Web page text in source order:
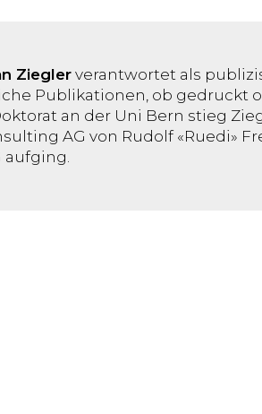
Zieglerverantwortet als
Publikationen, ob gedruckt
an der Uni Bern stieg
AG von Rudolf «Ruedi»